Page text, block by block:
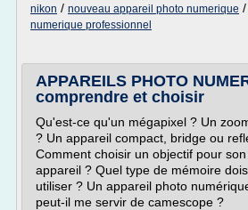
nikon / nouveau appareil photo numerique /
numerique professionnel
APPAREILS PHOTO
comprendre et choisir
Qu'est-ce qu'un mégapixel ? Un
? Un appareil compact, bridge ou
Comment choisir un objectif pour son
appareil ? Quel type de mémoire
utiliser ? Un appareil photo
peut-il me servir de camescope ?